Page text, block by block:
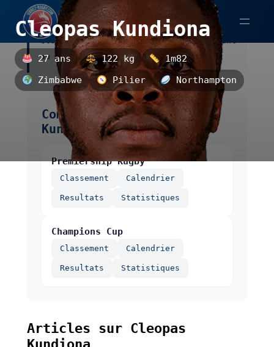
Aller
contenu
Cleopas Kundiona
27 ans 122 kg
1m82
Zimbabwe
Pilier Northampton
Cleopas Kundiona est un pilier, évoluant
au Northampton.
Compétitions de Cleopas
Kundiona
Premiership Rugby
Classement Calendrier
Resultats Statistiques
Champions Cup
Classement Calendrier
Resultats Statistiques
Articles sur Cleopas